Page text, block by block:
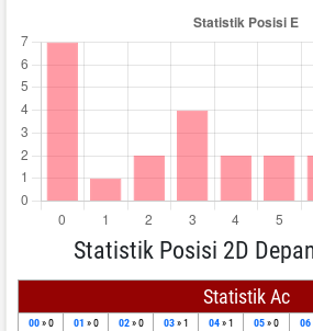
Statistik Posisi 2D
Statistik Ac
00» 0 01 » 0 02» 0 03» 1 04» 1 05» 0 06